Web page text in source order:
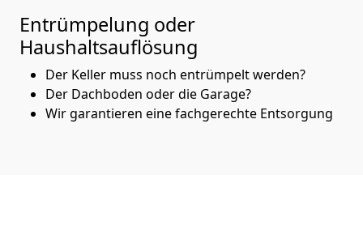
Entrümpelung oder
Haushaltsauflösung
Der Keller muss noch entrümpelt werden?
Der Dachboden oder die Garage?
Wir garantieren eine fachgerechte Entsorgung